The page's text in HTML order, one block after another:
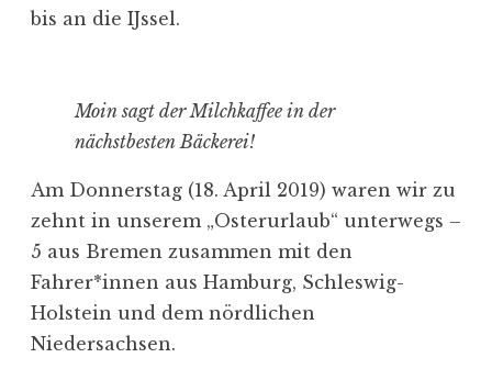
bis an die IJssel.
Moin sagt der Milchkaffee in der
nächstbesten Bäckerei!
Am Donnerstag (18. April 2019) waren wir zu
zehnt in unserem „Osterurlaub“ unterwegs –
5 aus Bremen zusammen mit den
Fahrer*innen aus Hamburg, Schleswig-
Holstein und dem nördlichen
Niedersachsen.